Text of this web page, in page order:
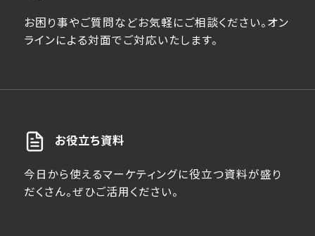
お困り事やご質問などお気軽にご相談ください。オン
ラインによる対面でご対応いたします。
お役立ち資料
今日から使えるマーケティングに役立つ資料が盛り
だくさん。ぜひご活用ください。